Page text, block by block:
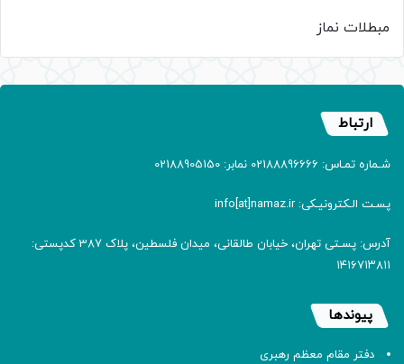
مبطلات نماز
ارتباط
شـماره تمـاس: 02188896666 نمابر: 02188905150
پسـت الـکترونیـکی: info[at]namaz.ir
آدرس: پسـتی تهران، خیابان طالقانی، میدان فلسطین، پلاک 387 کدپستی:
۱۴۱۶۷۱۳۸۱۱
پیوندها
دفتر مقام معظم رهبری